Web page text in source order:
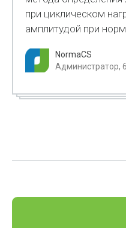
при циклическом
амплитудой при
NormaCS
Администратор,